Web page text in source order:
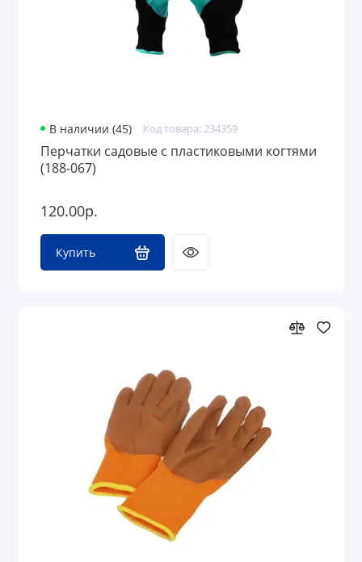
В наличии (45) Код товара: 234359
Перчатки садовые с пластиковыми когтями
(188-067)
120.00р.
Купить